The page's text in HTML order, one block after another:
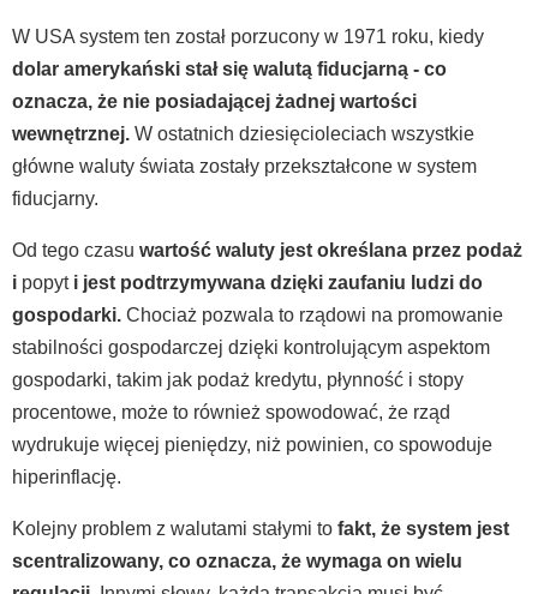
W USA system ten został porzucony w 1971 roku, kiedy
dolar amerykański stał się walutą fiducjarną - co
oznacza, że nie posiadającej żadnej wartości
wewnętrznej. W ostatnich dziesięcioleciach wszystkie
główne waluty świata zostały przekształcone w system
fiducjarny.
Od tego czasu wartość waluty jest określana przez podaż
i popyt i jest podtrzymywana dzięki zaufaniu ludzi do
gospodarki. Chociaż pozwala to rządowi na promowanie
stabilności gospodarczej dzięki kontrolującym aspektom
gospodarki, takim jak podaż kredytu, płynność i stopy
procentowe, może to również spowodować, że rząd
wydrukuje więcej pieniędzy, niż powinien, co spowoduje
hiperinflację.
Kolejny problem z walutami stałymi to fakt, że system jest
scentralizowany, co oznacza, że wymaga on wielu